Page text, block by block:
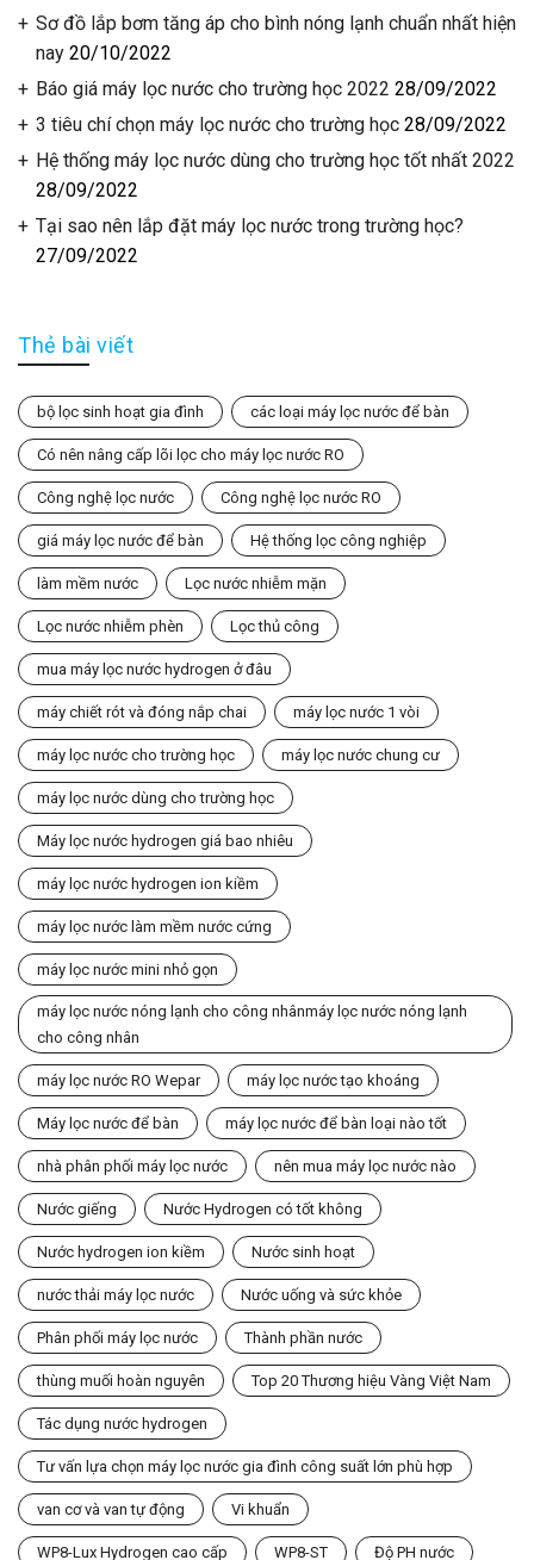
Sơ đồ lắp bơm tăng áp cho bình nóng lạnh chuẩn nhất hiện
nay 20/10/2022
Báo giá máy lọc nước cho trường học 2022 28/09/2022
3 tiêu chí chọn máy lọc nước cho trường học 28/09/2022
Hệ thống máy lọc nước dùng cho trường học tốt nhất 2022
28/09/2022
Tại sao nên lắp đặt máy lọc nước trong trường học?
27/09/2022
Thẻ bài viết
bộ lọc sinh hoạt gia đình các loại máy lọc nước để bàn
Có nên nâng cấp lõi lọc cho máy lọc nước RO
Công nghệ lọc nước Công nghệ lọc nước RO
giá máy lọc nước để bàn Hệ thống lọc công nghiệp
làm mềm nước Lọc nước nhiễm mặn
Lọc nước nhiễm phèn Lọc thủ công
mua máy lọc nước hydrogen ở đâu
máy chiết rót và đóng nắp chai máy lọc nước 1 vòi
máy lọc nước cho trường học máy lọc nước chung cư
máy lọc nước dùng cho trường học
Máy lọc nước hydrogen giá bao nhiêu
máy lọc nước hydrogen ion kiềm
máy lọc nước làm mềm nước cứng
máy lọc nước mini nhỏ gọn
máy lọc nước nóng lạnh cho công nhânmáy lọc nước nóng lạnh
cho công nhân
máy lọc nước RO Wepar máy lọc nước tạo khoáng
Máy lọc nước để bàn máy lọc nước để bàn loại nào tốt
nhà phân phối máy lọc nước nên mua máy lọc nước nào
Nước giếng Nước Hydrogen có tốt không
Nước hydrogen ion kiềm Nước sinh hoạt
nước thải máy lọc nước Nước uống và sức khỏe
Phân phối máy lọc nước Thành phần nước
thùng muối hoàn nguyên Top 20 Thương hiệu Vàng Việt Nam
Tác dụng nước hydrogen
Tư vấn lựa chọn máy lọc nước gia đình công suất lớn phù hợp
van cơ và van tự động Vi khuẩn
WP8-Lux Hydrogen cao cấp WP8-ST Độ PH nước